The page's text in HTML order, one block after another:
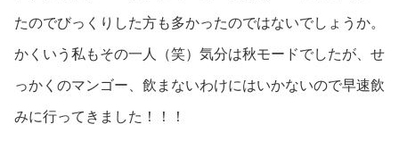
たのでびっくりした方も多かったのではないでしょうか。
かくいう私もその一人（笑）気分は秋モードでしたが、せ
っかくのマンゴー、飲まないわけにはいかないので早速飲
みに行ってきました！！！